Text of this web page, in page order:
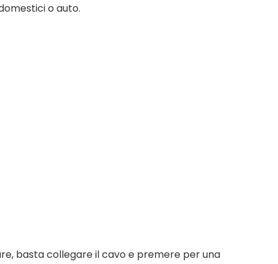
o auto.
basta collegare il cavo e premere per una